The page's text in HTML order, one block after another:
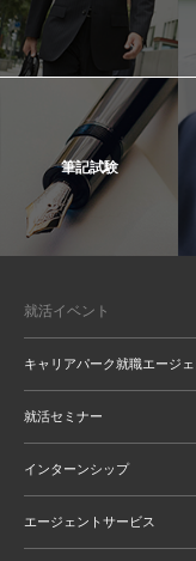
筆記試験
就活イベント
キャリアパーク就職エージェ
就活セミナー
インターンシップ
エージェントサービス